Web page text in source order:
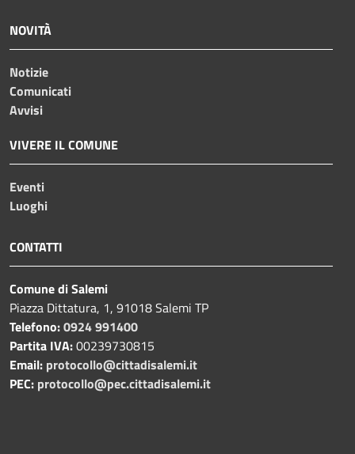
NOVITÀ
Notizie
Comunicati
Avvisi
VIVERE IL COMUNE
Eventi
Luoghi
CONTATTI
Comune di Salemi
Piazza Dittatura, 1, 91018 Salemi TP
Telefono:0924 991400
Partita IVA:00239730815
Email: protocollo@cittadisalemi.it
PEC: protocollo@pec.cittadisalemi.it